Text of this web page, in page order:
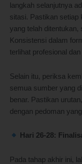
langkah selanjutnya
sitasi. Pastikan setiap
yang telah ditentukan,
Konsistensi dalam
terlihat profesional
Selain itu, periksa
semua sumber yang
benar. Pastikan
dengan pedoman
Hari 26-28:
Pada tahap akhir ini,